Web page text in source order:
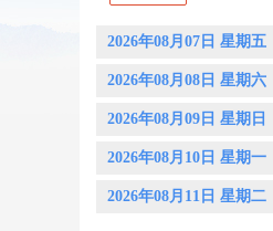
2026年08月07日 星期五
2026年08月08日 星期六
2026年08月09日 星期日
2026年08月10日 星期一
2026年08月11日 星期二